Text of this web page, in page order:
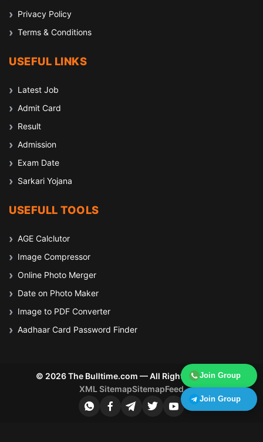
Join Group
Join Group
Privacy Policy
Terms & Conditions
USEFUL LINKS
Latest Job
Admit Card
Result
Admission
Exam Date
Sarkari Yojana
USEFULL TOOLS
AGE Calclutor
Image Compressor
Online Photo Merger
Date on Photo Maker
Image to PDF Converter
Aadhaar Card Password Finder
© 2026 The Bulltime.com — All Rights Reserved
XML SitemapSitemapFeed